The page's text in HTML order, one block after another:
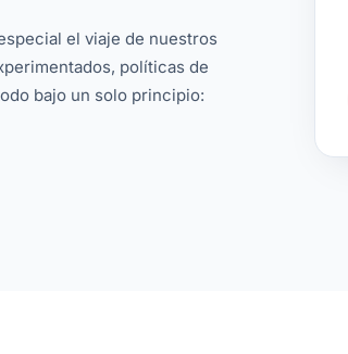
el viaje de nuestros
políticas de
bajo un solo principio: